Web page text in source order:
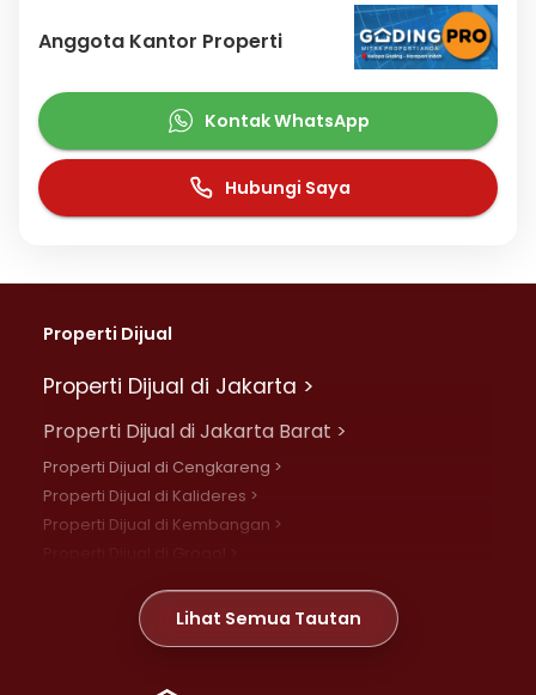
Anggota Kantor Properti
Kontak WhatsApp
Hubungi Saya
Properti Dijual
Properti Dijual di Jakarta >
Properti Dijual di Jakarta Barat >
Properti Dijual di Cengkareng >
Properti Dijual di Kalideres >
Properti Dijual di Kembangan >
Properti Dijual di Meruya >
Properti Dijual di Jelambar >
Lihat Semua Tautan